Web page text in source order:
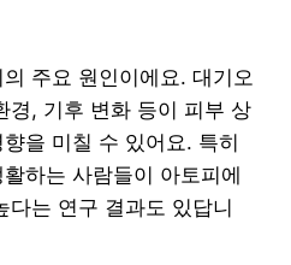
주요 원인이에요. 대기오
경, 기후 변화 등이 피부 상
을 미칠 수 있어요. 특히
하는 사람들이 아토피에
다는 연구 결과도 있답니